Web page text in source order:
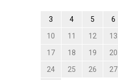
3 4 5 6
10 11 12 13
17 18 19 20
24 25 26 27